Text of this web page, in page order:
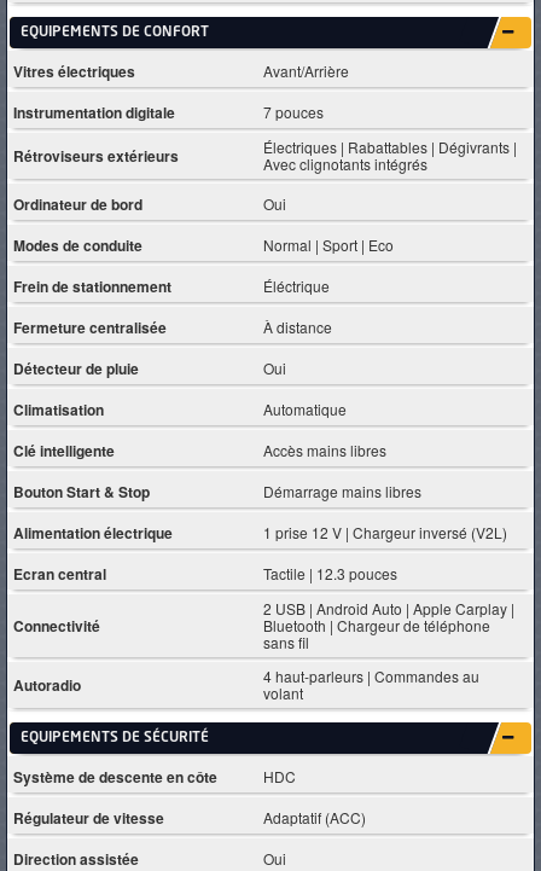
EQUIPEMENTS DE CONFORT
Vitres électriques Avant/Arrière
Instrumentation digitale 7 pouces
Rétroviseurs extérieurs
Électriques | Rabattables | Dégivrants |
Avec clignotants intégrés
Ordinateur de bord Oui
Modes de conduite Normal | Sport | Eco
Frein de stationnement Éléctrique
Fermeture centralisée À distance
Détecteur de pluie Oui
Climatisation Automatique
Clé intelligente Accès mains libres
Bouton Start & Stop Démarrage mains libres
Alimentation électrique 1 prise 12 V | Chargeur inversé (V2L)
Ecran central Tactile | 12.3 pouces
Connectivité
2 USB | Android Auto | Apple Carplay |
Bluetooth | Chargeur de téléphone
sans fil
Autoradio
4 haut-parleurs | Commandes au
volant
EQUIPEMENTS DE SÉCURITÉ
Système de descente en côte HDC
Régulateur de vitesse Adaptatif (ACC)
Direction assistée Oui